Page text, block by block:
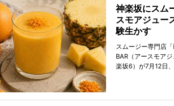
神楽坂にスム
スモアジュー
験生かす
スムージー専門店
BAR（アースモア
楽坂6）が7月12日